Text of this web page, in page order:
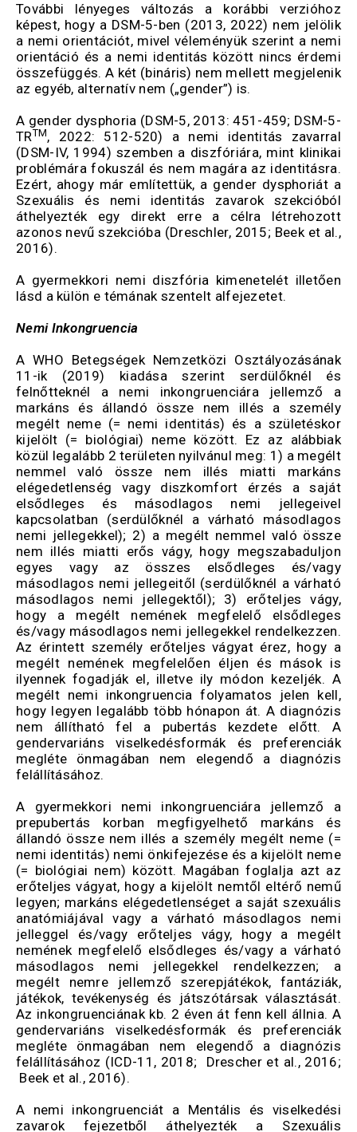
További lényeges változás a korábbi verzióhoz
képest, hogy a DSM-5-ben (2013, 2022) nem jelölik
a nemi orientációt, mivel véleményük szerint a nemi
orientáció és a nemi identitás között nincs érdemi
összefüggés. A két (bináris) nem mellett megjelenik
az egyéb, alternatív nem („gender”) is.
A gender dysphoria (DSM-5, 2013: 451-459; DSM-5-
TRTM, 2022: 512-520) a nemi identitás zavarral
(DSM-IV, 1994) szemben a diszfóriára, mint klinikai
problémára fokuszál és nem magára az identitásra.
Ezért, ahogy már említettük, a gender dysphoriát a
Szexuális és nemi identitás zavarok szekcióból
áthelyezték egy direkt erre a célra létrehozott
azonos nevű szekcióba (Dreschler, 2015; Beek et al.,
2016).
A gyermekkori nemi diszfória kimenetelét illetően
lásd a külön e témának szentelt alfejezetet.
Nemi Inkongruencia
A WHO Betegségek Nemzetközi Osztályozásának
11-ik (2019) kiadása szerint serdülőknél és
felnőtteknél a nemi inkongruenciára jellemző a
markáns és állandó össze nem illés a személy
megélt neme (= nemi identitás) és a születéskor
kijelölt (= biológiai) neme között. Ez az alábbiak
közül legalább 2 területen nyilvánul meg: 1) a megélt
nemmel való össze nem illés miatti markáns
elégedetlenség vagy diszkomfort érzés a saját
elsődleges és másodlagos nemi jellegeivel
kapcsolatban (serdülőknél a várható másodlagos
nemi jellegekkel); 2) a megélt nemmel való össze
nem illés miatti erős vágy, hogy megszabaduljon
egyes vagy az összes elsődleges és/vagy
másodlagos nemi jellegeitől (serdülőknél a várható
másodlagos nemi jellegektől); 3) erőteljes vágy,
hogy a megélt nemének megfelelő elsődleges
és/vagy másodlagos nemi jellegekkel rendelkezzen.
Az érintett személy erőteljes vágyat érez, hogy a
megélt nemének megfelelően éljen és mások is
ilyennek fogadják el, illetve ily módon kezeljék. A
megélt nemi inkongruencia folyamatos jelen kell,
hogy legyen legalább több hónapon át. A diagnózis
nem állítható fel a pubertás kezdete előtt. A
gendervariáns viselkedésformák és preferenciák
megléte önmagában nem elegendő a diagnózis
felállításához.
A gyermekkori nemi inkongruenciára jellemző a
prepubertás korban megfigyelhető markáns és
állandó össze nem illés a személy megélt neme (=
nemi identitás) nemi önkifejezése és a kijelölt neme
(= biológiai nem) között. Magában foglalja azt az
erőteljes vágyat, hogy a kijelölt nemtől eltérő nemű
legyen; markáns elégedetlenséget a saját szexuális
anatómiájával vagy a várható másodlagos nemi
jelleggel és/vagy erőteljes vágy, hogy a megélt
nemének megfelelő elsődleges és/vagy a várható
másodlagos nemi jellegekkel rendelkezzen; a
megélt nemre jellemző szerepjátékok, fantáziák,
játékok, tevékenység és játszótársak választását.
Az inkongruenciának kb. 2 éven át fenn kell állnia. A
gendervariáns viselkedésformák és preferenciák
megléte önmagában nem elegendő a diagnózis
felállításához (ICD-11, 2018;
Drescher et al., 2016;
Beek et al., 2016).
A nemi inkongruenciát a Mentális és viselkedési
zavarok fejezetből áthelyezték a Szexuális